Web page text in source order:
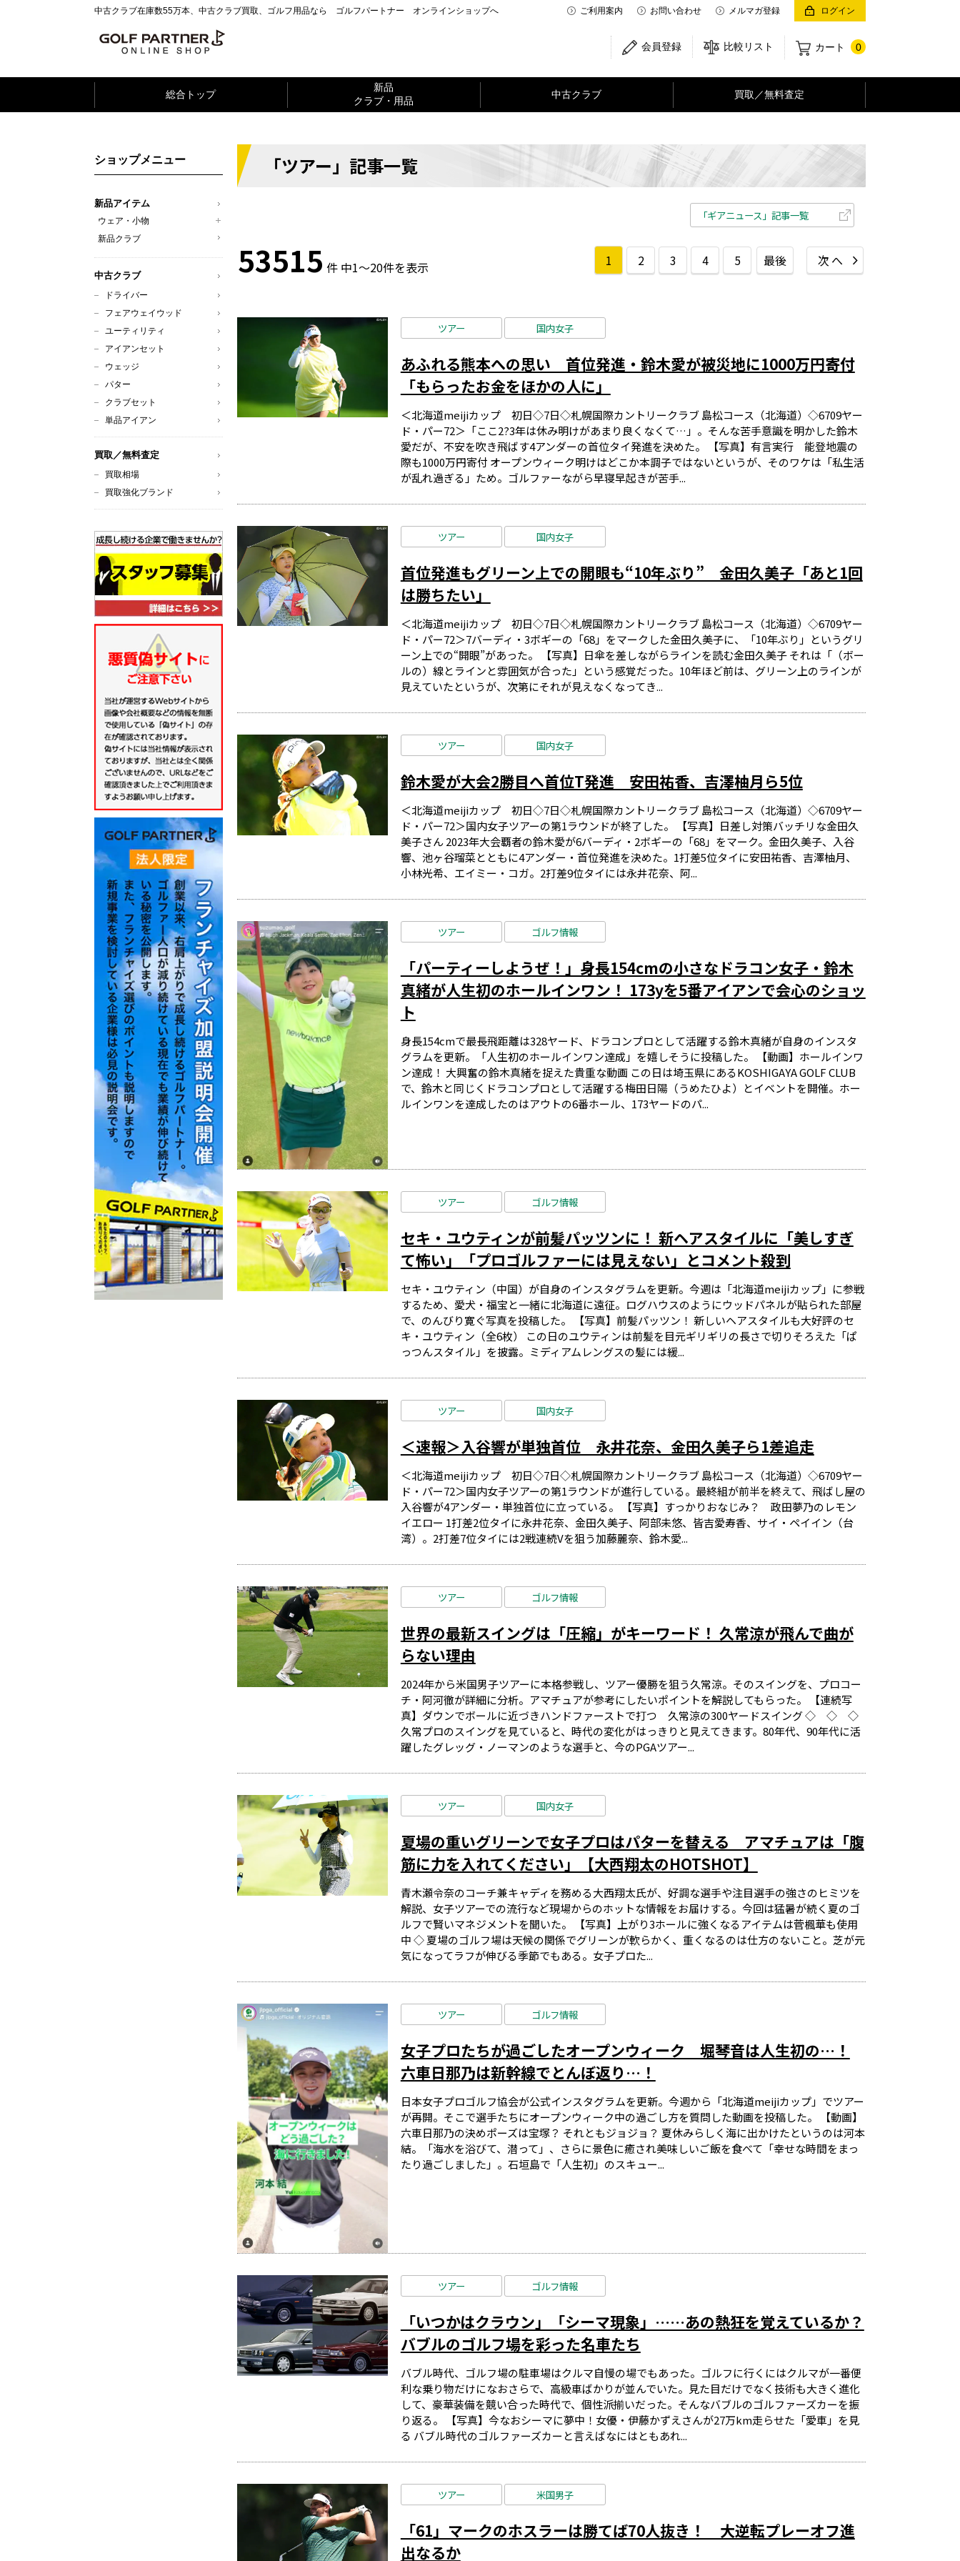
中古クラブ在庫数55万本、中古クラブ買取、ゴルフ用品なら ゴルフパートナー オンラインショップへ ご利用案内 お問い合わせ メルマガ登録 ログイン
カート 0
比較リスト
会員登録
総合トップ
新品
クラブ・用品
中古クラブ 買取／無料査定
「ツアー」記事一覧
「ギアニュース」記事一覧
53515 件 中1～20件を表示 1 2 3 4 5 最後 次へ
ツアー 国内女子
あふれる熊本への思い 首位発進・鈴木愛が被災地に1000万円寄付
「もらったお金をほかの人に」
＜北海道meijiカップ 初日◇7日◇札幌国際カントリークラブ 島松コース（北海道）◇6709ヤー
ド・パー72＞「ここ2?3年は休み明けがあまり良くなくて…」。そんな苦手意識を明かした鈴木
愛だが、不安を吹き飛ばす4アンダーの首位タイ発進を決めた。 【写真】有言実行 能登地震の
際も1000万円寄付 オープンウィーク明けはどこか本調子ではないというが、そのワケは「私生活
が乱れ過ぎる」ため。ゴルファーながら早寝早起きが苦手...
ツアー 国内女子
首位発進もグリーン上での開眼も“10年ぶり” 金田久美子「あと1回
は勝ちたい」
＜北海道meijiカップ 初日◇7日◇札幌国際カントリークラブ 島松コース（北海道）◇6709ヤー
ド・パー72＞7バーディ・3ボギーの「68」をマークした金田久美子に、「10年ぶり」というグリ
ーン上での“開眼”があった。 【写真】日傘を差しながらラインを読む金田久美子 それは「（ボー
ルの）線とラインと雰囲気が合った」という感覚だった。10年ほど前は、グリーン上のラインが
見えていたというが、次第にそれが見えなくなってき...
ツアー 国内女子
鈴木愛が大会2勝目へ首位T発進 安田祐香、吉澤柚月ら5位
＜北海道meijiカップ 初日◇7日◇札幌国際カントリークラブ 島松コース（北海道）◇6709ヤー
ド・パー72＞国内女子ツアーの第1ラウンドが終了した。 【写真】日差し対策バッチリな金田久
美子さん 2023年大会覇者の鈴木愛が6バーディ・2ボギーの「68」をマーク。金田久美子、入谷
響、池ヶ谷瑠菜とともに4アンダー・首位発進を決めた。1打差5位タイに安田祐香、吉澤柚月、
小林光希、エイミー・コガ。2打差9位タイには永井花奈、阿...
ツアー ゴルフ情報
「パーティーしようぜ！」身長154cmの小さなドラコン女子・鈴木
真緒が人生初のホールインワン！ 173yを5番アイアンで会心のショッ
ト
身長154cmで最長飛距離は328ヤード、ドラコンプロとして活躍する鈴木真緒が自身のインスタ
グラムを更新。「人生初のホールインワン達成」を嬉しそうに投稿した。 【動画】ホールインワ
ン達成！ 大興奮の鈴木真緒を捉えた貴重な動画 この日は埼玉県にあるKOSHIGAYA GOLF CLUB
で、鈴木と同じくドラコンプロとして活躍する梅田日陽（うめたひよ）とイベントを開催。ホー
ルインワンを達成したのはアウトの6番ホール、173ヤードのパ...
ツアー ゴルフ情報
セキ・ユウティンが前髪パッツンに！ 新ヘアスタイルに「美しすぎ
て怖い」「プロゴルファーには見えない」とコメント殺到
セキ・ユウティン（中国）が自身のインスタグラムを更新。今週は「北海道meijiカップ」に参戦
するため、愛犬・福宝と一緒に北海道に遠征。ログハウスのようにウッドパネルが貼られた部屋
で、のんびり寛ぐ写真を投稿した。 【写真】前髪パッツン！ 新しいヘアスタイルも大好評のセ
キ・ユウティン（全6枚） この日のユウティンは前髪を目元ギリギリの長さで切りそろえた「ぱ
っつんスタイル」を披露。ミディアムレングスの髪には緩...
ツアー 国内女子
＜速報＞入谷響が単独首位 永井花奈、金田久美子ら1差追走
＜北海道meijiカップ 初日◇7日◇札幌国際カントリークラブ 島松コース（北海道）◇6709ヤー
ド・パー72＞国内女子ツアーの第1ラウンドが進行している。最終組が前半を終えて、飛ばし屋の
入谷響が4アンダー・単独首位に立っている。 【写真】すっかりおなじみ？ 政田夢乃のレモン
イエロー 1打差2位タイに永井花奈、金田久美子、阿部未悠、皆吉愛寿香、サイ・ペイイン（台
湾）。2打差7位タイには2戦連続Vを狙う加藤麗奈、鈴木愛...
ツアー ゴルフ情報
世界の最新スイングは「圧縮」がキーワード！ 久常涼が飛んで曲が
らない理由
2024年から米国男子ツアーに本格参戦し、ツアー優勝を狙う久常涼。そのスイングを、プロコー
チ・阿河徹が詳細に分析。アマチュアが参考にしたいポイントを解説してもらった。 【連続写
真】ダウンでボールに近づきハンドファーストで打つ 久常涼の300ヤードスイング ◇ ◇ ◇
久常プロのスイングを見ていると、時代の変化がはっきりと見えてきます。80年代、90年代に活
躍したグレッグ・ノーマンのような選手と、今のPGAツアー...
ツアー 国内女子
夏場の重いグリーンで女子プロはパターを替える アマチュアは「腹
筋に力を入れてください」【大西翔太のHOTSHOT】
青木瀬令奈のコーチ兼キャディを務める大西翔太氏が、好調な選手や注目選手の強さのヒミツを
解説、女子ツアーでの流行など現場からのホットな情報をお届けする。今回は猛暑が続く夏のゴ
ルフで賢いマネジメントを聞いた。 【写真】上がり3ホールに強くなるアイテムは菅楓華も使用
中 ◇ 夏場のゴルフ場は天候の関係でグリーンが軟らかく、重くなるのは仕方のないこと。芝が元
気になってラフが伸びる季節でもある。女子プロた...
ツアー ゴルフ情報
女子プロたちが過ごしたオープンウィーク 堀琴音は人生初の…！
六車日那乃は新幹線でとんぼ返り…！
日本女子プロゴルフ協会が公式インスタグラムを更新。今週から「北海道meijiカップ」でツアー
が再開。そこで選手たちにオープンウィーク中の過ごし方を質問した動画を投稿した。 【動画】
六車日那乃の決めポーズは宝塚？ それともジョジョ？ 夏休みらしく海に出かけたというのは河本
結。「海水を浴びて、潜って」、さらに景色に癒され美味しいご飯を食べて「幸せな時間をまっ
たり過ごしました」。石垣島で「人生初」のスキュー...
ツアー ゴルフ情報
「いつかはクラウン」「シーマ現象」……あの熱狂を覚えているか？
バブルのゴルフ場を彩った名車たち
バブル時代、ゴルフ場の駐車場はクルマ自慢の場でもあった。ゴルフに行くにはクルマが一番便
利な乗り物だけになおさらで、高級車ばかりが並んでいた。見た目だけでなく技術も大きく進化
して、豪華装備を競い合った時代で、個性派揃いだった。そんなバブルのゴルファーズカーを振
り返る。 【写真】今なおシーマに夢中！女優・伊藤かずえさんが27万km走らせた「愛車」を見
る バブル時代のゴルファーズカーと言えばなにはともあれ...
ツアー 米国男子
「61」マークのホスラーは勝てば70人抜き！ 大逆転プレーオフ進
出なるか
ショップメニュー
新品アイテム
ウェア・小物
新品クラブ
中古クラブ
ドライバー
フェアウェイウッド
ユーティリティ
アイアンセット
ウェッジ
パター
クラブセット
単品アイアン
買取／無料査定
買取相場
買取強化ブランド